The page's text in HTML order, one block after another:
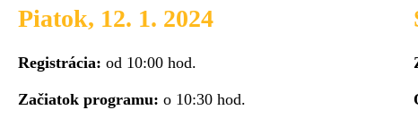
Piatok, 12. 1. 2024
Registrácia: od 10:00 hod.
Začiatok programu: o 10:30 hod.